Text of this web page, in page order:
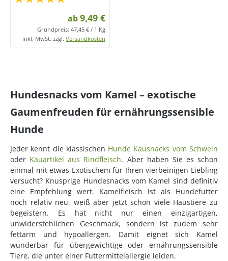
ab9,49 €
Grundpreis: 47,45 € / 1 Kg
inkl. MwSt. zzgl. Versandkosten
Hundesnacks vom Kamel – exotische
Gaumenfreuden für ernährungssensible
Hunde
Jeder kennt die klassischen Hunde Kausnacks vom Schwein
oder Kauartikel aus Rindfleisch. Aber haben Sie es schon
einmal mit etwas Exotischem für Ihren vierbeinigen Liebling
versucht? Knusprige Hundesnacks vom Kamel sind definitiv
eine Empfehlung wert. Kamelfleisch ist als Hundefutter
noch relativ neu, weiß aber jetzt schon viele Haustiere zu
begeistern. Es hat nicht nur einen einzigartigen,
unwiderstehlichen Geschmack, sondern ist zudem sehr
fettarm und hypoallergen. Damit eignet sich Kamel
wunderbar für übergewichtige oder ernährungssensible
Tiere, die unter einer Futtermittelallergie leiden.